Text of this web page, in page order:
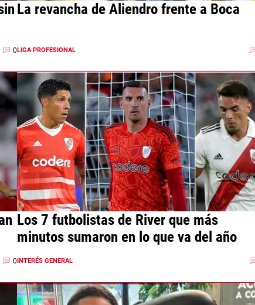
0
La revancha de Aliendro frente a Boca
LIGA PROFESIONAL
0
Los 7 futbolistas de River que más
minutos sumaron en lo que va del año
INTERÉS GENERAL